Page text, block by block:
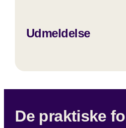
Udmeldelse
De praktiske